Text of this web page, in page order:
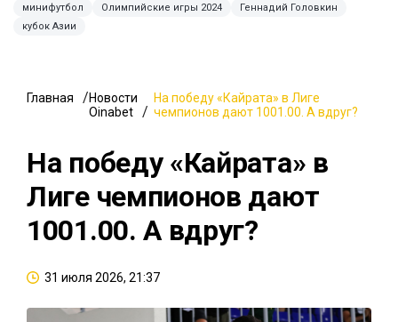
минифутбол
Олимпийские игры 2024
Геннадий Головкин
кубок Азии
Главная
Новости
Oinabet
На победу «Кайрата» в Лиге
чемпионов дают 1001.00. А вдруг?
На победу «Кайрата» в
Лиге чемпионов дают
1001.00. А вдруг?
31 июля 2026, 21:37